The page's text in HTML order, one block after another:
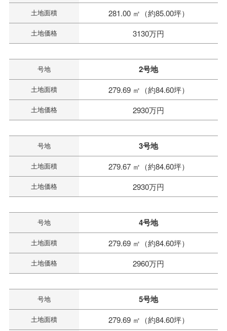
土地面積 281.00 ㎡（約85.00坪）
土地価格 3130万円
号地 2号地
土地面積 279.69 ㎡（約84.60坪）
土地価格 2930万円
号地 3号地
土地面積 279.67 ㎡（約84.60坪）
土地価格 2930万円
号地 4号地
土地面積 279.69 ㎡（約84.60坪）
土地価格 2960万円
号地 5号地
土地面積 279.69 ㎡（約84.60坪）